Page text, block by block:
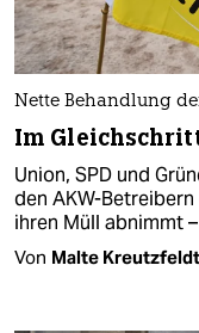
Nette Behandlung
Im
Union, SPD und
den AKW-
ihren Müll abnimmt
Von Malte Kreutzfeldt